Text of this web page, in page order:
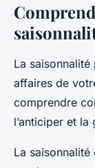
La
affaires de
comprendre
l’anticiper et la
La